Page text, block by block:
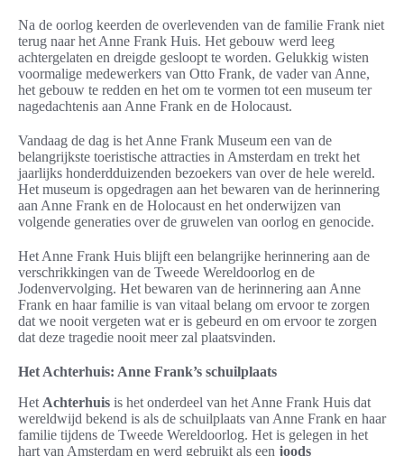
Na de oorlog keerden de overlevenden van de familie Frank niet
terug naar het Anne Frank Huis. Het gebouw werd leeg
achtergelaten en dreigde gesloopt te worden. Gelukkig wisten
voormalige medewerkers van Otto Frank, de vader van Anne,
het gebouw te redden en het om te vormen tot een museum ter
nagedachtenis aan Anne Frank en de Holocaust.
Vandaag de dag is het Anne Frank Museum een van de
belangrijkste toeristische attracties in Amsterdam en trekt het
jaarlijks honderdduizenden bezoekers van over de hele wereld.
Het museum is opgedragen aan het bewaren van de herinnering
aan Anne Frank en de Holocaust en het onderwijzen van
volgende generaties over de gruwelen van oorlog en genocide.
Het Anne Frank Huis blijft een belangrijke herinnering aan de
verschrikkingen van de Tweede Wereldoorlog en de
Jodenvervolging. Het bewaren van de herinnering aan Anne
Frank en haar familie is van vitaal belang om ervoor te zorgen
dat we nooit vergeten wat er is gebeurd en om ervoor te zorgen
dat deze tragedie nooit meer zal plaatsvinden.
Het Achterhuis: Anne Frank’s schuilplaats
Het Achterhuis is het onderdeel van het Anne Frank Huis dat
wereldwijd bekend is als de schuilplaats van Anne Frank en haar
familie tijdens de Tweede Wereldoorlog. Het is gelegen in het
hart van Amsterdam en werd gebruikt als een joods